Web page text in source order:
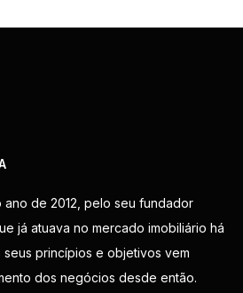
ano de 2012, pelo seu fundador
já atuava no mercado imobiliário há
seus princípios e objetivos vem
dos negócios desde então.